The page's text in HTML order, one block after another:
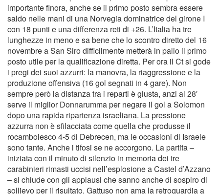
importante finora, anche se il primo posto sembra essere
saldo nelle mani di una Norvegia dominatrice del girone I
con 18 punti e una differenza reti di +26. L’Italia ha tre
lunghezze in meno e sa bene che lo scontro diretto del 16
novembre a San Siro difficilmente metterà in palio il primo
posto utile per la qualificazione diretta. Per ora il Ct si gode
i pregi dei suoi azzurri: la manovra, la riaggressione e la
produzione offensiva (16 gol segnati in 4 gare). Non
sempre però la distanza tra i reparti è giusta, anzi al 28′
serve il miglior Donnarumma per negare il gol a Solomon
dopo una rapida ripartenza israeliana. La pressione
azzurra non è sfilacciata come quella che produsse il
rocambolesco 4-5 di Debrecen, ma le occasioni di Israele
sono tante. Anche i tifosi se ne accorgono. La partita –
iniziata con il minuto di silenzio in memoria dei tre
carabinieri rimasti uccisi nell’esplosione a Castel d’Azzano
– si chiude con gli applausi che sanno anche di sospiro di
sollievo per il risultato. Gattuso non ama la retroguardia a